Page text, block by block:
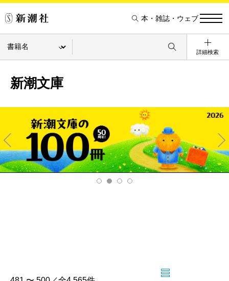
本・雑誌・ウェブ
詳細検索
新潮文庫
Pre
v
Ne
xt